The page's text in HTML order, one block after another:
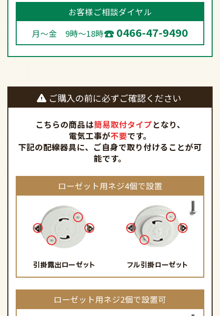
お客様ご相談ダイヤル
月～金 9時～18時
0466-47-9490
ご購入の前に必ずご確認ください
こちらの商品は簡易取付タイプとなり、
電気工事が不要です。
下記の配線器具に、ご自身で取り付けることが可
能です。
ローゼット用ネジ4個で設置
ローゼット用ネジ2個で設置可